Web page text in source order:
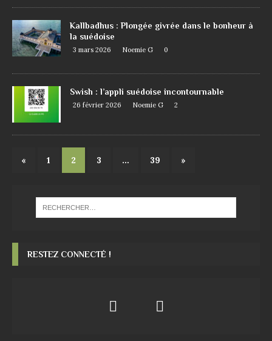
Kallbadhus : Plongée givrée dans le bonheur à
la suédoise
3 mars 2026 Noemie G 0
Swish : l’appli suédoise incontournable
26 février 2026 Noemie G 2
« 1 2 3 … 39 »
RESTEZ CONNECTÉ !